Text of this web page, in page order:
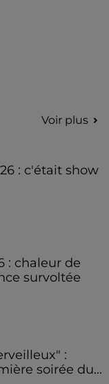
Voir plus
: c'était show
: chaleur de
survoltée
:
soirée du...